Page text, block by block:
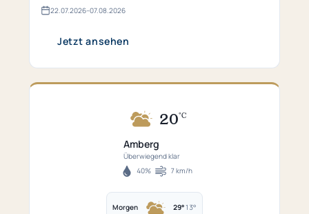
22.​07.​2026–07.​08.​2026
Gültig
08.​
Jetzt ansehen
20°C
Aktuell
20°C
in
Amberg
Amberg
Überwiegend klar
40%
Luftfeuchtigkeit
7 km/h
Windgeschwindigkeit
Morgen 29° 13°